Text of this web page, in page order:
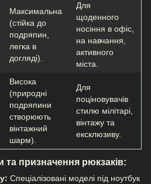
Максимальна
(стійка до
подряпин,
легка в
догляді).
Для
щоденного
носіння в офіс,
на навчання,
активного
міста.
Висока
(природні
подряпини
створюють
вінтажний
шарм).
Для
поціновувачів
стилю мілітарі,
вінтажу та
ексклюзиву.
призначення рюкзаків:
Спеціалізовані моделі під ноутбук